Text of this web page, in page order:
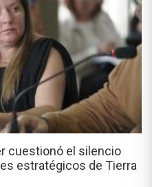
cuestionó el silencio
estratégicos de Tierra